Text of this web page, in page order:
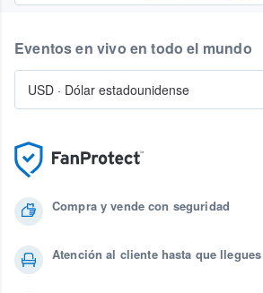
Compra y vende con seguridad
Atención al cliente hasta que
Eventos en vivo en todo el mundo
USD · Dólar estadounidense